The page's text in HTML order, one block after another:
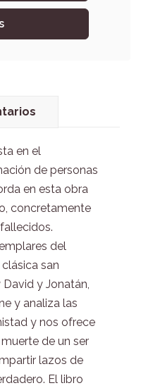
en el
de personas
en esta obra
concretamente
del
san
y Jonatán,
y analiza las
y nos ofrece
de un ser
lazos de
El libro